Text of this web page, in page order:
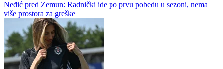
Neđić pred Zemun: Radnički ide po prvu pobedu u sezoni, nema
više prostora za greške